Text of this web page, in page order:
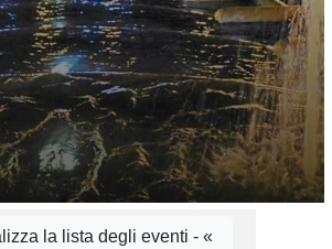
la lista degli eventi - «